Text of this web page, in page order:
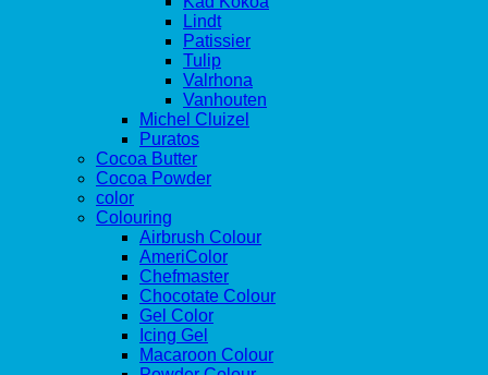
Lindt
Patissier
Tulip
Valrhona
Vanhouten
Michel Cluizel
Puratos
Cocoa Butter
Cocoa Powder
color
Colouring
Airbrush Colour
AmeriColor
Chefmaster
Chocotate Colour
Gel Color
Icing Gel
Macaroon Colour